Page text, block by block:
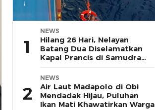
1
NEWS
Hilang 26 Hari, Nelayan
Batang Dua Diselamatkan
Kapal Prancis di Samudra
Pasifik
2
NEWS
Air Laut Madapolo di Obi
Mendadak Hijau, Puluhan
Ikan Mati Khawatirkan Warga